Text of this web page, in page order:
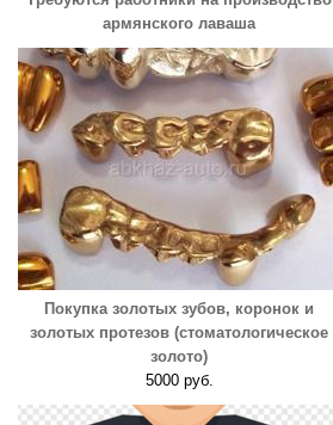
армянского лаваша
Покупка золотых зубов, коронок и
золотых протезов (стоматологическое
золото)
5000 руб.